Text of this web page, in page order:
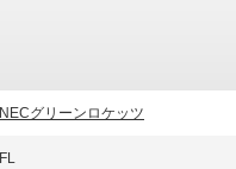
NECグリーンロケッツ
FL